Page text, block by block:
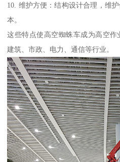
10. 维护方便：结构设计合理，维
本。
这些特点使高空蜘蛛车成为高空
建筑、市政、电力、通信等行业。